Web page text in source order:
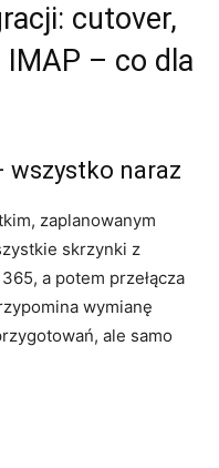
cutover,
– co dla
wszystko naraz
zaplanowanym
skrzynki z
a potem przełącza
wymianę
ale samo